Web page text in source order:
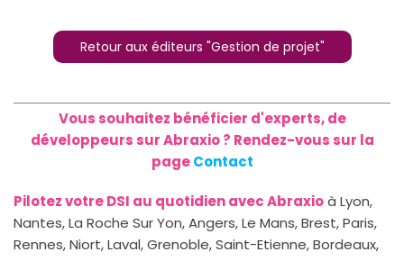
Retour aux éditeurs "Gestion de projet"
Vous souhaitez bénéficier d'experts, de
développeurs sur Abraxio ? Rendez-vous sur la
pageContact
Pilotez votre DSI au quotidien avec Abraxioà Lyon,
Nantes, La Roche Sur Yon, Angers, Le Mans, Brest, Paris,
Rennes, Niort, Laval, Grenoble, Saint-Etienne, Bordeaux,